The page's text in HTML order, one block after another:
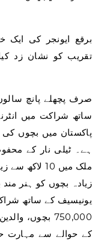
برقع ایونجر کی
تقریب کو نشان زد
صرف پچھلے پانچ سالوں
ساتھ شراکت میں
پاکستان میں بچوں کی
ہے۔ ٹیلی نار کے
زیادہ بچوں کو ہنر مند
یونیسیف کے ساتھ
750,000 بچوں،
کے حوالے سے مہارت